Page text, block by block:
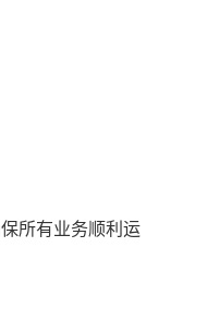
所有业务顺利运